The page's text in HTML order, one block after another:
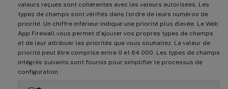
valeurs reçues sont cohérentes avec les valeurs autorisées. Les
types de champs sont vérifiés dans l’ordre de leurs numéros de
priorité. Un chiffre inférieur indique une priorité plus élevée. Le Web
App Firewall vous permet d’ajouter vos propres types de champs
et de leur attribuer les priorités que vous souhaitez. La valeur de
priorité peut être comprise entre 0 et 64 000. Les types de champs
intégrés suivants sont fournis pour simplifier le processus de
configuration :